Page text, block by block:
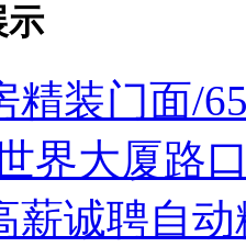
示
精装门面/
界大厦路
薪诚聘自